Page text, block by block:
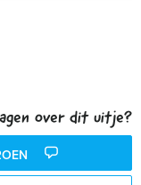
over dit uitje?